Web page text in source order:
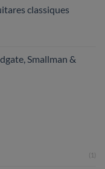
classiques
Smallman &
(1)